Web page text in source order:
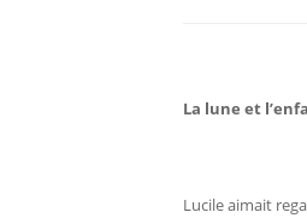
La lune et
Lucile aimait